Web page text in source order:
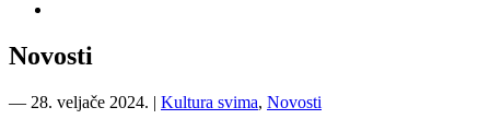
Novosti
― 28. veljače 2024. | Kultura svima, Novosti